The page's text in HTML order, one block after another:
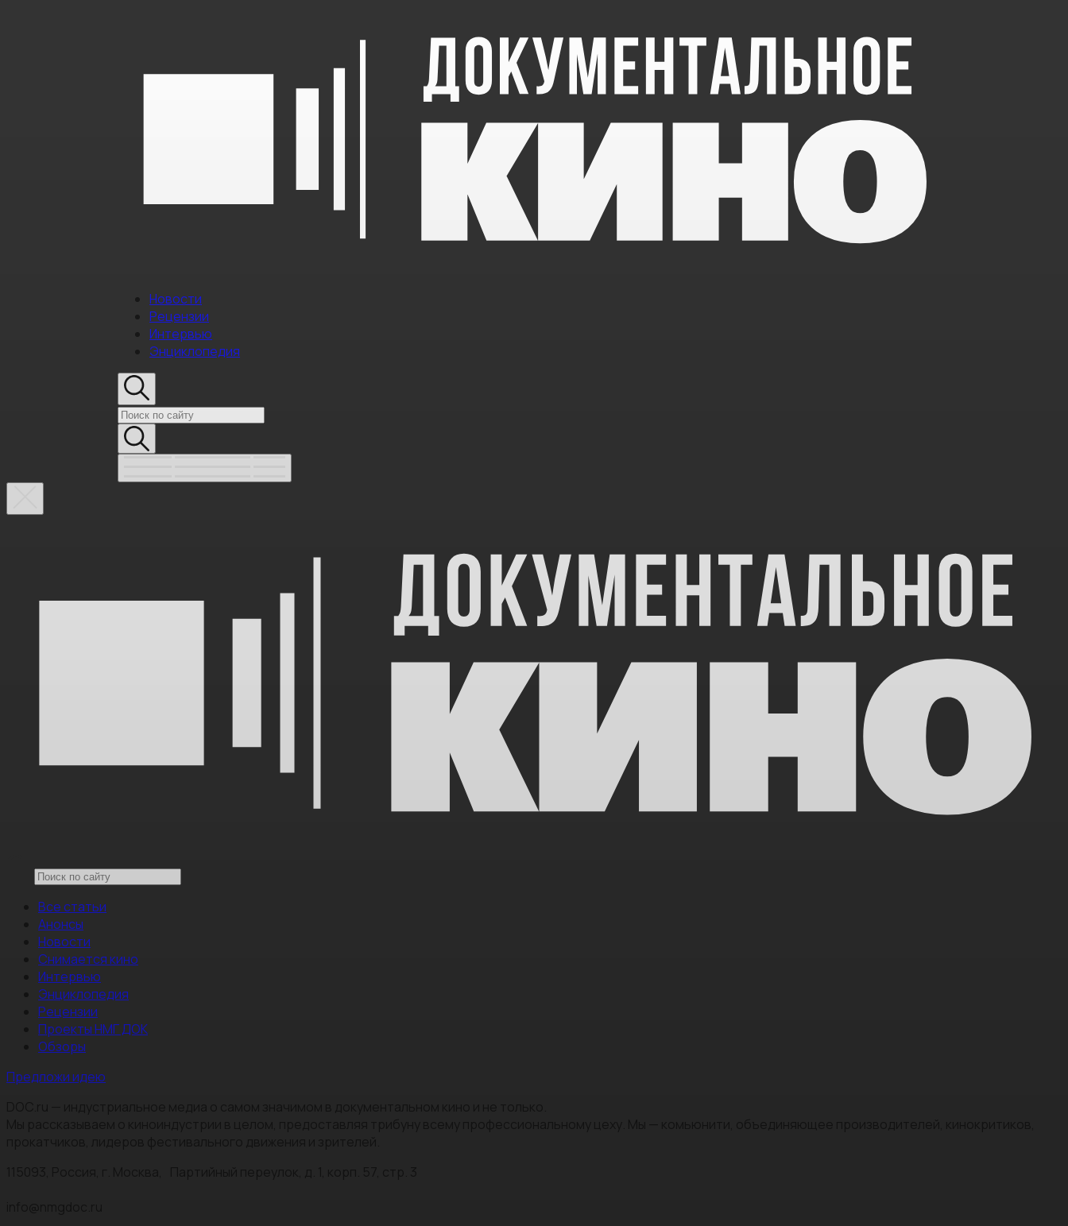
Новости
Рецензии
Интервью
Энциклопедия
Все статьи
Анонсы
Новости
Снимается кино
Интервью
Энциклопедия
Рецензии
Проекты НМГ ДОК
Обзоры
Предложи идею